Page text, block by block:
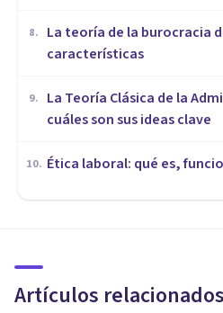
8.
La teoría de la burocracia
características
9.
La Teoría Clásica de la
cuáles son sus ideas clave
10. Ética laboral: qué es,
Artículos relacionados
la Orientación